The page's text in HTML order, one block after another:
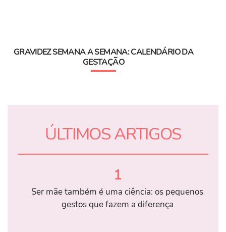
GRAVIDEZ SEMANA A SEMANA: CALENDÁRIO DA
GESTAÇÃO
ÚLTIMOS ARTIGOS
1
Ser mãe também é uma ciência: os pequenos
gestos que fazem a diferença